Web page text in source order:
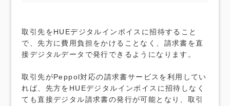
取引先をHUEデジタルインボイスに招待すること
で、先方に費用負担をかけることなく、請求書を直
接デジタルデータで発行できるようになります。
取引先がPeppol対応の請求書サービスを利用してい
れば、先方をHUEデジタルインボイスに招待しなく
ても直接デジタル請求書の発行が可能となり、取引